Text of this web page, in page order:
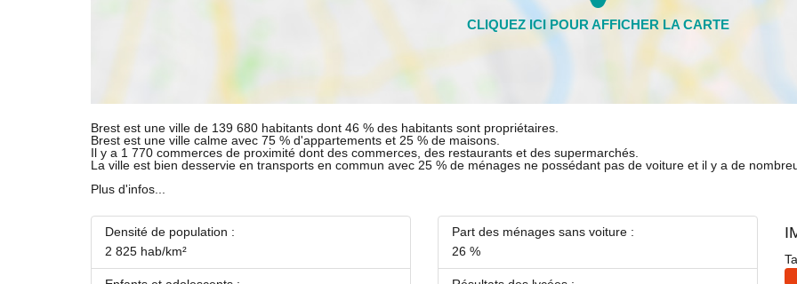
Brest est une ville de 139 680 habitants dont 46 % des habitants sont propriétaires.
Brest est une ville calme avec 75 % d'appartements et 25 % de maisons.
Il y a 1 770 commerces de proximité dont des commerces, des restaurants et des supermarchés.
La ville est bien desservie en transports en commun avec 25 % de ménages ne possédant pas de voiture et il y a de
Plus d'infos...
Densité de population :
2 825 hab/km²
Part des ménages sans voiture :
26 %